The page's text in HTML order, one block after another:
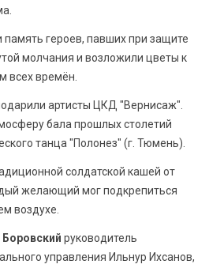
память героев, павших при защите
молчания и возложили цветы к
всех времён.
артисты ЦКД "Вернисаж".
бала прошлых столетий
танца "Полонез" (г. Тюмень).
солдатской кашей от
желающий мог подкрепиться
воздухе.
Боровский руководитель
управления Ильнур Ихсанов,